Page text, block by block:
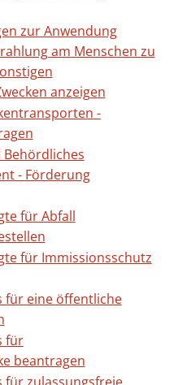
zur Anwendung
am Menschen zu
anzeigen
-
- Förderung
für Abfall
für Immissionsschutz
für eine öffentliche
für
beantragen